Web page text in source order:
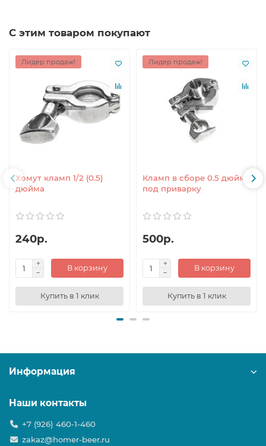
С этим товаром покупают
Лидер продаж!
Хомут кламп 1/2 (0.5)
дюйма
240р.
В корзину
Купить в 1 клик
Лидер продаж!
Кламп в сборе 0.5 дюйма
под приварку
500р.
В корзину
Купить в 1 клик
Информация
Наши контакты
+7 (926) 460-1-460
zakaz@homer-beer.ru